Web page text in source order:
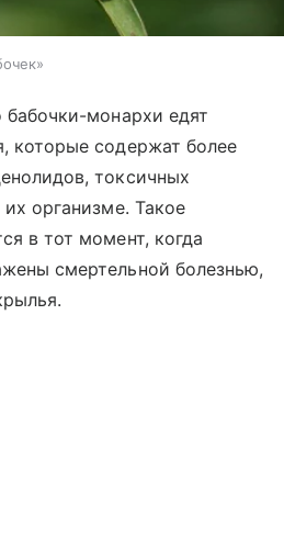
бабочки-монархи едят
которые содержат более
токсичных
организме. Такое
в тот момент, когда
смертельной болезнью,